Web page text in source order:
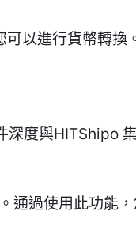
以進行貨幣轉換
度與HITShipo
通過使用此功能